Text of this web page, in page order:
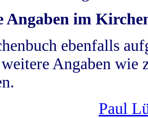
Angaben im
ebenfalls
Angaben wie
Paul